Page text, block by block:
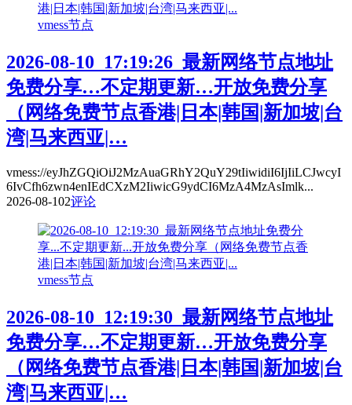
vmess节点
2026-08-10_17:19:26_最新网络节点地址
免费分享…不定期更新…开放免费分享
（网络免费节点香港|日本|韩国|新加坡|台
湾|马来西亚|…
vmess://eyJhZGQiOiJ2MzAuaGRhY2QuY29tIiwidiI6IjIiLCJwcyI
6IvCfh6zwn4enIEdCXzM2IiwicG9ydCI6MzA4MzAsImlk...
2026-08-102评论
vmess节点
2026-08-10_12:19:30_最新网络节点地址
免费分享…不定期更新…开放免费分享
（网络免费节点香港|日本|韩国|新加坡|台
湾|马来西亚|…